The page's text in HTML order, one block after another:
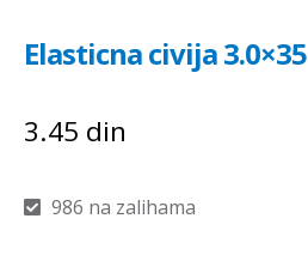
Elasticna civija 3.0×35
3.45 din
986 na zalihama